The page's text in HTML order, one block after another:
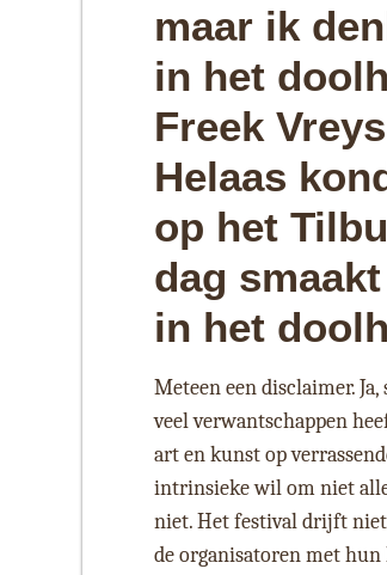
maar ik
in het
Freek
Helaas
op het
dag
in het
Meteen een disclaimer.
veel verwantschappen
art en kunst op
intrinsieke wil om niet
niet. Het festival drijft niet
de organisatoren met